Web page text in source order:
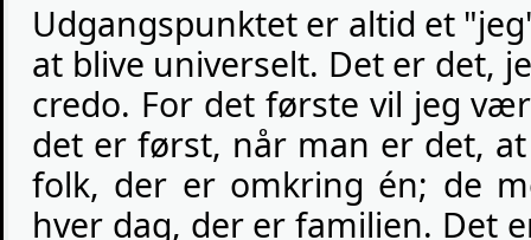
Udgangspunktet er altid et
at blive universelt. Det er det,
credo. For det første vil jeg
det er først, når man er det,
folk, der er omkring én; de
hver dag, der er familien. Det